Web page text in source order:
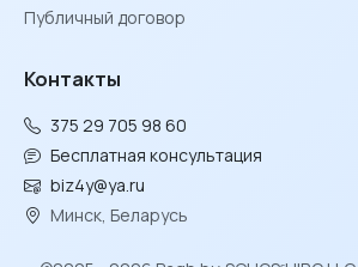
Публичный договор
Контакты
375 29 705 98 60
Бесплатная консультация
biz4y@ya.ru
Минск, Беларусь